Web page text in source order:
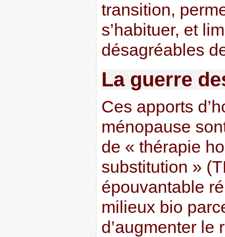
transition,
s’habituer, et
désagréables
La guerre
Ces apports
ménopause
de « thérapie
substitution »
épouvantable
milieux bio
d’augmenter le